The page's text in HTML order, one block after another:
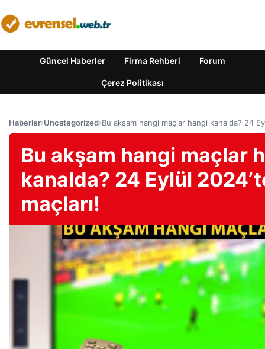
Güncel Haberler Firma Rehberi Forum
Çerez Politikası
Haberler›Uncategorized›Bu akşam hangi maçlar hangi kanalda? 24
Bu akşam hangi maçlar
kanalda? 24 Eylül
maçları!